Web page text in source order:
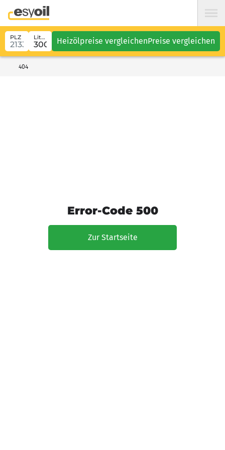
PLZ Liter Heizölpreise vergleichenPreise vergleichen
404
Error-Code 500
Zur Startseite